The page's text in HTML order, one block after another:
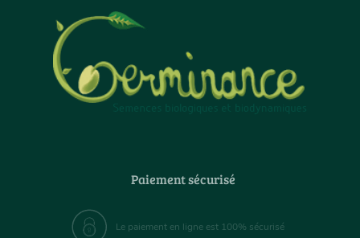
Paiement sécurisé
Le paiement en ligne est 100% sécurisé